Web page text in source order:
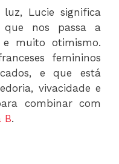
luz, Lucie significa
nos passa a
e muito otimismo.
femininos
e que está
vivacidade e
combinar com
B.